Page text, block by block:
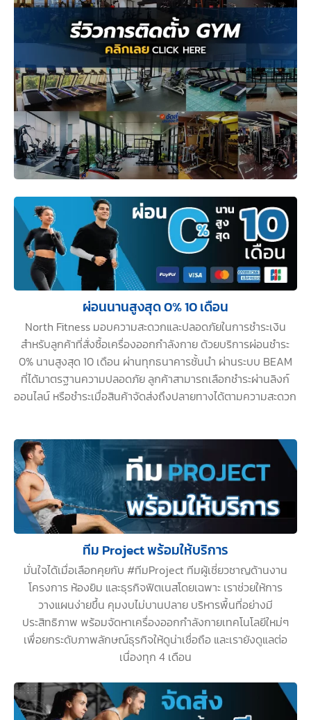
North Fitness มอบความสะดวกและปลอดภัยในการชำระเงิน
สำหรับลูกค้าที่สั่งซื้อเครื่องออกกำลังกาย ด้วยบริการผ่อนชำระ
0% นานสูงสุด 10 เดือน ผ่านทุกธนาคารชั้นนำ ผ่านระบบ BEAM
ที่ได้มาตรฐานความปลอดภัย ลูกค้าสามารถเลือกชำระผ่านลิงก์
ออนไลน์ หรือชำระเมื่อสินค้าจัดส่งถึงปลายทางได้ตามความสะดวก
ผ่อนนานสูงสุด 0% 10 เดือน
มั่นใจได้เมื่อเลือกคุยกับ #ทีมProject ทีมผู้เชี่ยวชาญด้านงาน
โครงการ ห้องยิม และธุรกิจฟิตเนสโดยเฉพาะ เราช่วยให้การ
วางแผนง่ายขึ้น คุมงบไม่บานปลาย บริหารพื้นที่อย่างมี
ประสิทธิภาพ พร้อมจัดหาเครื่องออกกำลังกายเทคโนโลยีใหม่ๆ
เพื่อยกระดับภาพลักษณ์ธุรกิจให้ดูน่าเชื่อถือ และเรายังดูแลต่อ
เนื่องทุก 4 เดือน
ทีม Project พร้อมให้บริการ